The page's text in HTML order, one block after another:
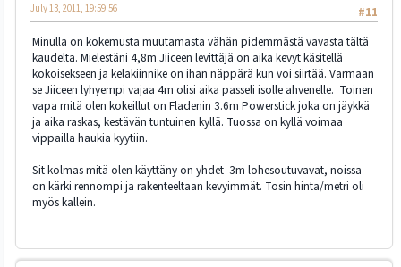
#11
July 13, 2011, 19:59:56
Minulla on kokemusta muutamasta vähän pidemmästä vavasta tältä
kaudelta. Mielestäni 4,8m Jiiceen levittäjä on aika kevyt käsitellä
kokoisekseen ja kelakiinnike on ihan näppärä kun voi siirtää. Varmaan
se Jiiceen lyhyempi vajaa 4m olisi aika passeli isolle ahvenelle. Toinen
vapa mitä olen kokeillut on Fladenin 3.6m Powerstick joka on jäykkä
ja aika raskas, kestävän tuntuinen kyllä. Tuossa on kyllä voimaa
vippailla haukia kyytiin.
Sit kolmas mitä olen käyttäny on yhdet 3m lohesoutuvavat, noissa
on kärki rennompi ja rakenteeltaan kevyimmät. Tosin hinta/metri oli
myös kallein.